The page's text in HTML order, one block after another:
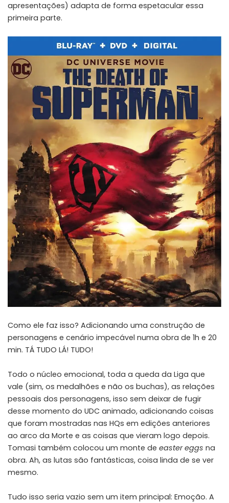
apresentações) adapta de forma espetacular essa
primeira parte.
Como ele faz isso? Adicionando uma construção de
personagens e cenário impecável numa obra de 1h e 20
min. TÁ TUDO LÁ! TUDO!
Todo o núcleo emocional, toda a queda da Liga que
vale (sim, os medalhões e não os buchas), as relações
pessoais dos personagens, isso sem deixar de fugir
desse momento do UDC animado, adicionando coisas
que foram mostradas nas HQs em edições anteriores
ao arco da Morte e as coisas que vieram logo depois.
Tomasi também colocou um monte de easter eggs na
obra. Ah, as lutas são fantásticas, coisa linda de se ver
mesmo.
Tudo isso seria vazio sem um item principal: Emoção. A